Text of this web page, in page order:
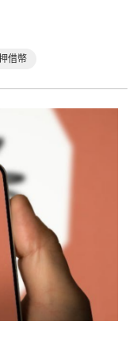
同時抵押資產在整個
借幣